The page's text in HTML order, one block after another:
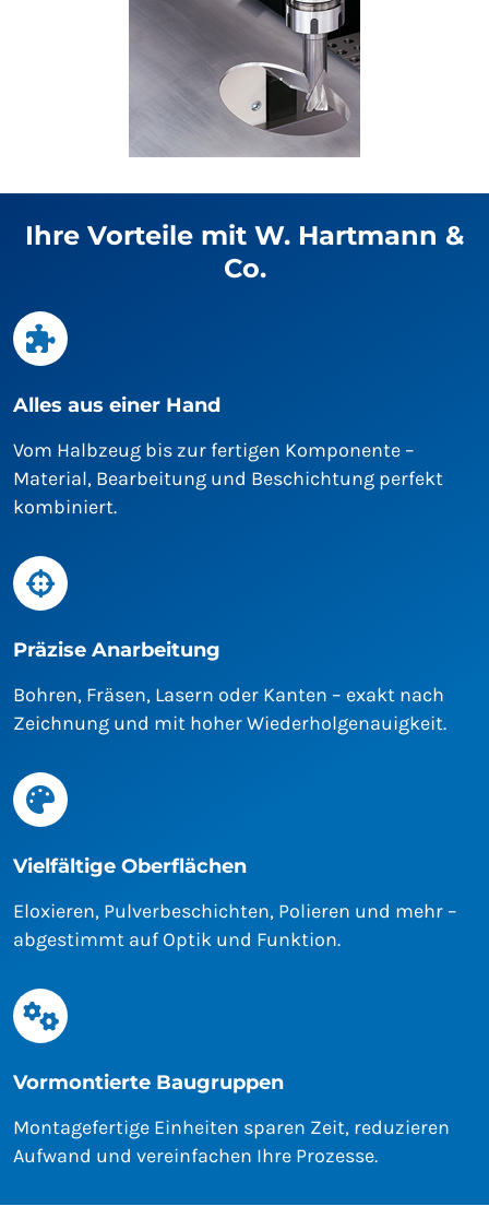
Ihre Vorteile mit W. Hartmann &
Co.
Alles aus einer Hand
Vom Halbzeug bis zur fertigen Komponente –
Material, Bearbeitung und Beschichtung perfekt
kombiniert.
Präzise Anarbeitung
Bohren, Fräsen, Lasern oder Kanten – exakt nach
Zeichnung und mit hoher Wiederholgenauigkeit.
Vielfältige Oberflächen
Eloxieren, Pulverbeschichten, Polieren und mehr –
abgestimmt auf Optik und Funktion.
Vormontierte Baugruppen
Montagefertige Einheiten sparen Zeit, reduzieren
Aufwand und vereinfachen Ihre Prozesse.